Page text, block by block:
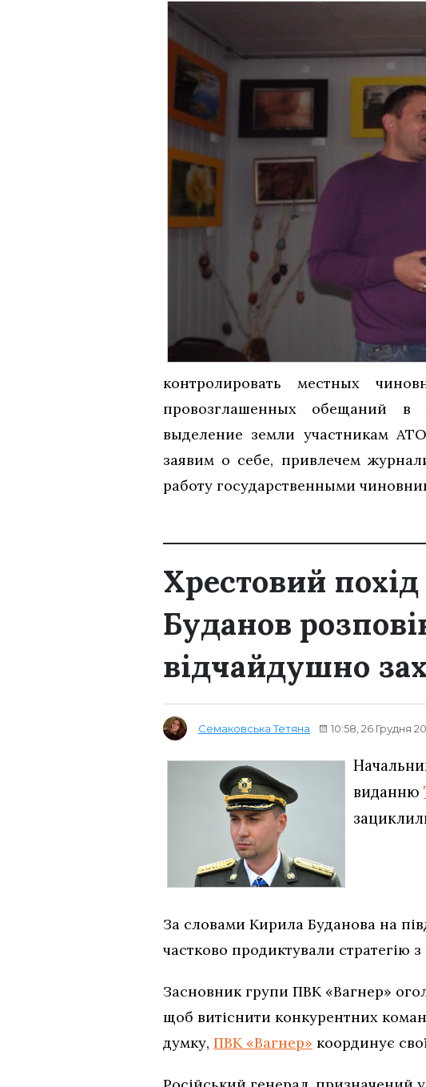
контролировать местных
провозглашенных обещаний в
выделение земли участникам
заявим о себе, привлечем
работу государственными
Хрестовий
Буданов
відчайдушно
Семаковська Тетяна 10:58, 26 Грудня
виданню
За словами Кирила Буданова на
частково продиктували стратегію з
Засновник групи ПВК «Вагнер»
щоб витіснити конкурентних
думку, ПВК «Вагнер» координує